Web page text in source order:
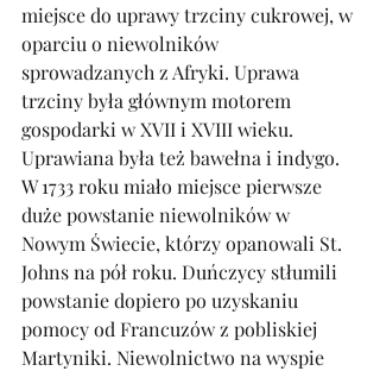
miejsce do uprawy trzciny cukrowej, w
oparciu o niewolników
sprowadzanych z Afryki. Uprawa
trzciny była głównym motorem
gospodarki w XVII i XVIII wieku.
Uprawiana była też bawełna i indygo.
W 1733 roku miało miejsce pierwsze
duże powstanie niewolników w
Nowym Świecie, którzy opanowali St.
Johns na pół roku. Duńczycy stłumili
powstanie dopiero po uzyskaniu
pomocy od Francuzów z pobliskiej
Martyniki. Niewolnictwo na wyspie